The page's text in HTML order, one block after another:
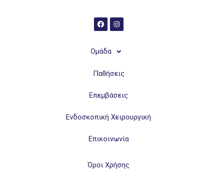
Ομάδα
Παθήσεις
Επεμβάσεις
Ενδοσκοπική Χειρουργική
Επικοινωνία
Όροι Χρήσης